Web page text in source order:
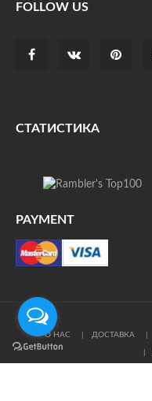
FOLLOW US
СТАТИСТИКА
PAYMENT
О НАС ДОСТАВКА